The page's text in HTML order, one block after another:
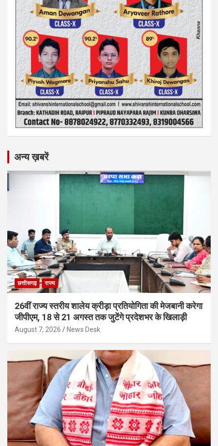
अन्य ख़बरें
छत्तीसगढ़ राज्य
26वीं राज्य स्तरीय शालेय क्रीड़ा प्रतियोगिता की मेजबानी करेगा
जीपीएम, 18 से 21 अगस्त तक जुटेंगे प्रदेशभर के खिलाड़ी
August 7, 2026 News Desk